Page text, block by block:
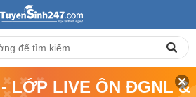
LỚP LIVE ÔN ĐGNL &